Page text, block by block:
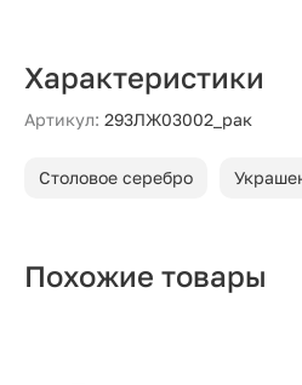
Характеристики
Артикул: 293ЛЖ03002_рак
Столовое серебро
Похожие товары